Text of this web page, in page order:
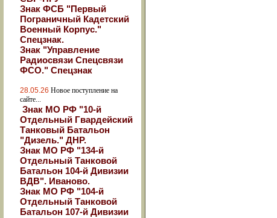
Знак ФСБ "Первый
Пограничный Кадетский
Военный Корпус."
Спецзнак.
Знак "Управление
Радиосвязи Спецсвязи
ФСО." Спецзнак
28.05.26 Новое поступление на
сайте...
Знак МО РФ "10-й
Отдельный Гвардейский
Танковый Батальон
"Дизель." ДНР.
Знак МО РФ "134-й
Отдельный Танковой
Батальон 104-й Дивизии
ВДВ". Иваново.
Знак МО РФ "104-й
Отдельный Танковой
Батальон 107-й Дивизии